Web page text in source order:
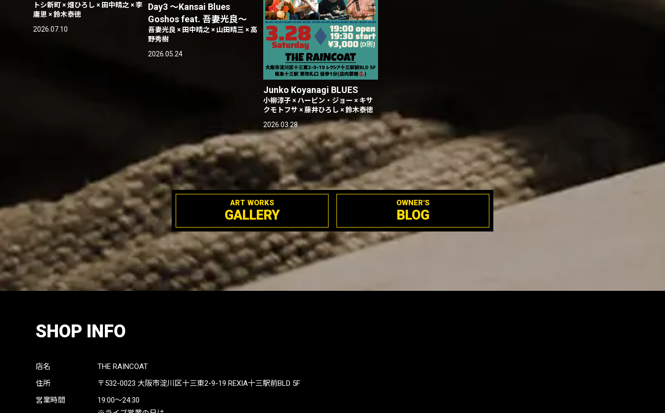
トシ新町 × 畑ひろし × 田中晴之 × 李
庸恩 × 鈴木泰徳
2026.07.10
Day3 〜Kansai Blues
Goshos feat. 吾妻光良〜
吾妻光良 × 田中晴之 × 山田晴三 × 高
野秀樹
2026.05.24
Junko Koyanagi BLUES
小柳淳子 × ハーピン・ジョー × キサ
クモトフサ × 藤井ひろし × 鈴木泰徳
2026.03.28
ART WORKS
GALLERY
OWNER'S
BLOG
SHOP INFO
店名
THE RAINCOAT
住所
〒532-0023 大阪市淀川区十三東2-9-19 REXIA十三駅前BLD 5F
営業時間
19:00〜24:30